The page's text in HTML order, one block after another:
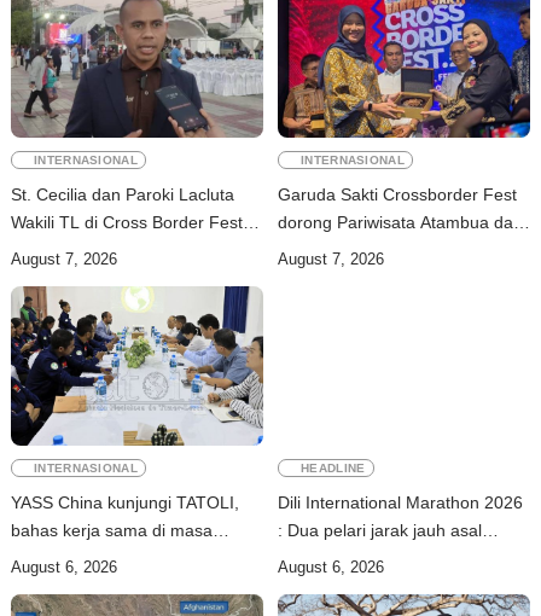
INTERNASIONAL
St. Cecilia dan Paroki Lacluta
Wakili TL di Cross Border Fest
August 7, 2026
INTERNASIONAL
Garuda Sakti Crossborder Fest
dorong Pariwisata Atambua dan
August 7, 2026
INTERNASIONAL
YASS China kunjungi TATOLI,
bahas kerja sama di masa
depan
August 6, 2026
HEADLINE
Dili International Marathon 2026
: Dua pelari jarak jauh asal
China tiba di Dili
August 6, 2026